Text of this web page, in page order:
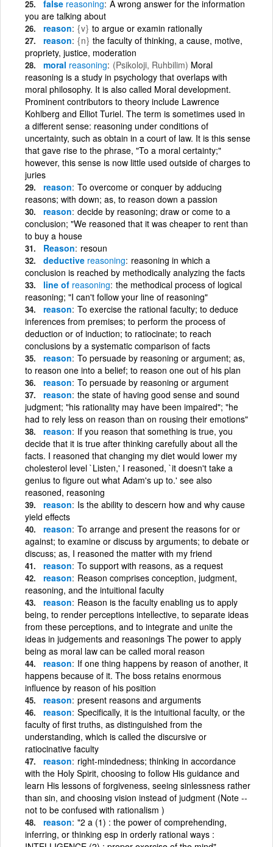
false reasoning A wrong answer for the information
you are talking about
reason {v} to argue or examin rationally
reason {n} the faculty of thinking, a cause, motive,
propriety, justice, moderation
moral reasoning (Psikoloji, Ruhbilim) Moral
reasoning is a study in psychology that overlaps with
moral philosophy. It is also called Moral development.
Prominent contributors to theory include Lawrence
Kohlberg and Elliot Turiel. The term is sometimes used in
a different sense: reasoning under conditions of
uncertainty, such as obtain in a court of law. It is this sense
that gave rise to the phrase, "To a moral certainty;"
however, this sense is now little used outside of charges to
juries
reason To overcome or conquer by adducing
reasons; with down; as, to reason down a passion
reason decide by reasoning; draw or come to a
conclusion; "We reasoned that it was cheaper to rent than
to buy a house
Reason resoun
deductive reasoning reasoning in which a
conclusion is reached by methodically analyzing the facts
line of reasoning the methodical process of logical
reasoning; "I can't follow your line of reasoning"
reason To exercise the rational faculty; to deduce
inferences from premises; to perform the process of
deduction or of induction; to ratiocinate; to reach
conclusions by a systematic comparison of facts
reason To persuade by reasoning or argument; as,
to reason one into a belief; to reason one out of his plan
reason To persuade by reasoning or argument
reason the state of having good sense and sound
judgment; "his rationality may have been impaired"; "he
had to rely less on reason than on rousing their emotions"
reason If you reason that something is true, you
decide that it is true after thinking carefully about all the
facts. I reasoned that changing my diet would lower my
cholesterol level `Listen,' I reasoned, `it doesn't take a
genius to figure out what Adam's up to.' see also
reasoned, reasoning
reason Is the ability to descern how and why cause
yield effects
reason To arrange and present the reasons for or
against; to examine or discuss by arguments; to debate or
discuss; as, I reasoned the matter with my friend
reason To support with reasons, as a request
reason Reason comprises conception, judgment,
reasoning, and the intuitional faculty
reason Reason is the faculty enabling us to apply
being, to render perceptions intellective, to separate ideas
from these perceptions, and to integrate and unite the
ideas in judgements and reasonings The power to apply
being as moral law can be called moral reason
reason If one thing happens by reason of another, it
happens because of it. The boss retains enormous
influence by reason of his position
reason present reasons and arguments
reason Specifically, it is the intuitional faculty, or the
faculty of first truths, as distinguished from the
understanding, which is called the discursive or
ratiocinative faculty
reason right-mindedness; thinking in accordance
with the Holy Spirit, choosing to follow His guidance and
learn His lessons of forgiveness, seeing sinlessness rather
than sin, and choosing vision instead of judgment (Note --
not to be confused with rationalism )
reason "2 a (1) : the power of comprehending,
inferring, or thinking esp in orderly rational ways :